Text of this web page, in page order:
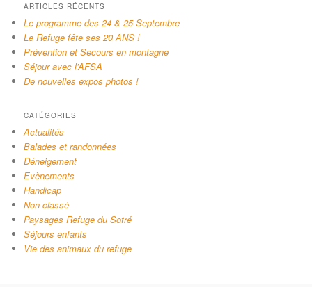
ARTICLES RÉCENTS
Le programme des 24 & 25 Septembre
Le Refuge fête ses 20 ANS !
Prévention et Secours en montagne
Séjour avec l’AFSA
De nouvelles expos photos !
CATÉGORIES
Actualités
Balades et randonnées
Déneigement
Evènements
Handicap
Non classé
Paysages Refuge du Sotré
Séjours enfants
Vie des animaux du refuge